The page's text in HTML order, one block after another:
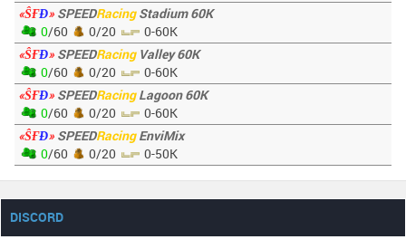
«ŜҒĐ» SPEEDRacingStadium 60K
0/60 0/20
0-60K
«ŜҒĐ» SPEEDRacingValley 60K
0/60 0/20
0-60K
«ŜҒĐ» SPEEDRacingLagoon 60K
0/60 0/20
0-60K
«ŜҒĐ» SPEEDRacingEnviMix
0/60 0/20 0-50K
DISCORD